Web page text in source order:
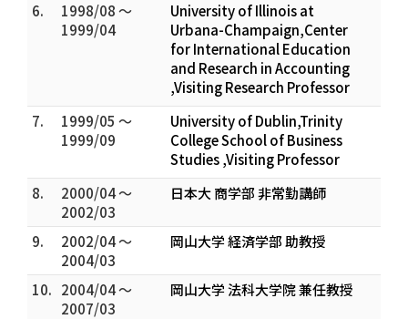
6.
1998/08 ～
1999/04
University of Illinois at
Urbana-Champaign,Center
for International Education
and Research in Accounting
,Visiting Research Professor
7.
1999/05 ～
1999/09
University of Dublin,Trinity
College School of Business
Studies ,Visiting Professor
8.
2000/04 ～
2002/03
日本大 商学部 非常勤講師
9.
2002/04 ～
2004/03
岡山大学 経済学部 助教授
10. 2004/04 ～
2007/03
岡山大学 法科大学院 兼任教授